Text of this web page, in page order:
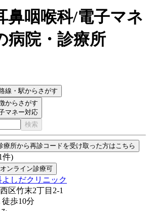
鼻咽喉科/電子マネ
病院・診療所
線・駅からさがす
からさがす
マネー対応
検索
療所から再診コードを受け取った方はこちら
件)
オンライン診療可
しだクリニック
区竹末2丁目2-1
徒歩10分